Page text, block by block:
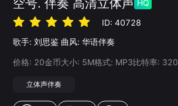
空号. 伴奏 高清立体声 HQ
ID:40728
歌手: 刘思鉴 曲风: 华语伴奏
价格: 20金币大小: 5M格式: MP3比特率: 320
立体声伴奏